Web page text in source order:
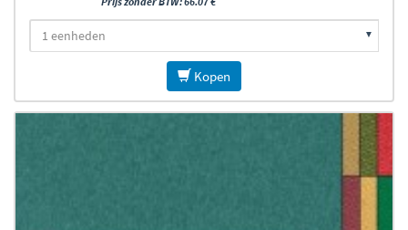
Kopen